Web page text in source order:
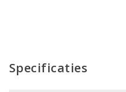
Specificaties